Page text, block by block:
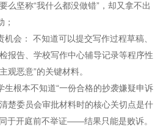
么坚称“我什么都没做错”，却又拿不出
会： 不知道可以提交写作过程草稿、
报告、学校写作中心辅导记录等程序性
观恶意”的关键材料。
生根本不知道“一份合格的抄袭嫌疑申诉
楚委员会审批材料时的核心关切点是什
于开庭前不举证——结果只能是败诉。